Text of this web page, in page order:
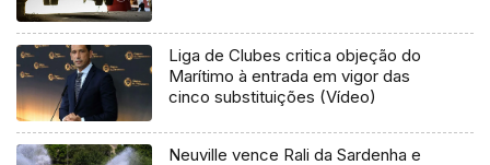
Liga de Clubes critica objeção do
Marítimo à entrada em vigor das
cinco substituições (Vídeo)
Neuville vence Rali da Sardenha e